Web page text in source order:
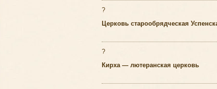
?
Церковь старообрядческая
?
Кирха — лютеранская церковь